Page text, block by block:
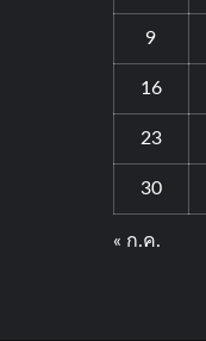
9
16
23
30
« ก.ค.